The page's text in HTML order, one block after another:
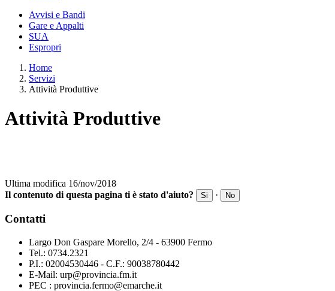
Avvisi e Bandi
Gare e Appalti
SUA
Espropri
Home
Servizi
Attività Produttive
Attività Produttive
Ultima modifica 16/nov/2018
Il contenuto di questa pagina ti è stato d'aiuto?
Si · No
Contatti
Largo Don Gaspare Morello, 2/4 - 63900 Fermo
Tel.: 0734.2321
P.I.: 02004530446 - C.F.: 90038780442
E-Mail: urp@provincia.fm.it
PEC : provincia.fermo@emarche.it